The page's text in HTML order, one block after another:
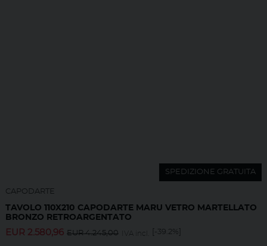
SPEDIZIONE GRATUITA
CAPODARTE
TAVOLO 110X210 CAPODARTE MARU VETRO MARTELLATO
BRONZO RETROARGENTATO
EUR 2.580,96 EUR4.245,00 IVA incl. [-39.2%]